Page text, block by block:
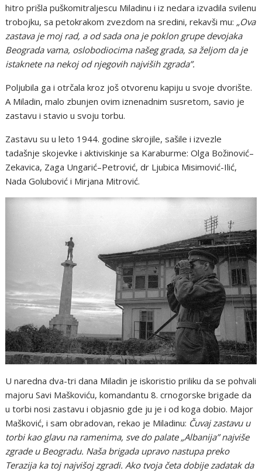
hitro prišla puškomitraljescu Miladinu i iz nedara izvadila svilenu
trobojku, sa petokrakom zvezdom na sredini, rekavši mu: „Ova
zastava je moj rad, a od sada ona je poklon grupe devojaka
Beograda vama, oslobodiocima našeg grada, sa željom da je
istaknete na nekoj od njegovih najviših zgrada”.
Poljubila ga i otrčala kroz još otvorenu kapiju u svoje dvorište.
A Miladin, malo zbunjen ovim iznenadnim susretom, savio je
zastavu i stavio u svoju torbu.
Zastavu su u leto 1944. godine skrojile, sašile i izvezle
tadašnje skojevke i aktiviskinje sa Karaburme: Olga Božinović–
Zekavica, Zaga Ungarić–Petrović, dr Ljubica Misimović-Ilić,
Nada Golubović i Mirjana Mitrović.
U naredna dva-tri dana Miladin je iskoristio priliku da se pohvali
majoru Savi Maškoviću, komandantu 8. crnogorske brigade da
u torbi nosi zastavu i objasnio gde ju je i od koga dobio. Major
Mašković, i sam obradovan, rekao je Miladinu: Čuvaj zastavu u
torbi kao glavu na ramenima, sve do palate „Albanija” najviše
zgrade u Beogradu. Naša brigada upravo nastupa preko
Terazija ka toj najvišoj zgradi. Ako tvoja četa dobije zadatak da